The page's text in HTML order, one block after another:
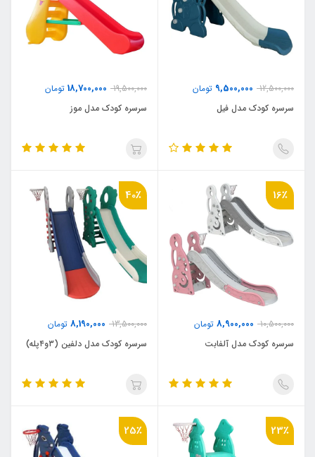
12,500,000
9,500,000 تومان
سرسره کودک مدل فیل
19,500,000
18,700,000 تومان
سرسره کودک مدل موز
16٪
10,500,000
8,900,000 تومان
سرسره کودک مدل آلفابت
40٪
13,500,000
8,190,000 تومان
سرسره کودک مدل دلفین (۳و۴پله)
23٪ 25٪